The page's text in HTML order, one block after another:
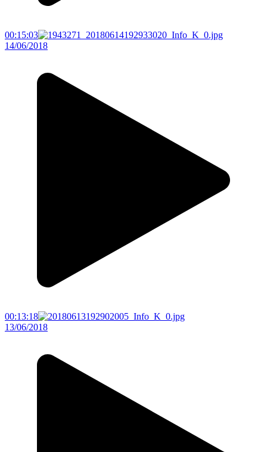
00:15:03
14/06/2018
00:13:18
13/06/2018